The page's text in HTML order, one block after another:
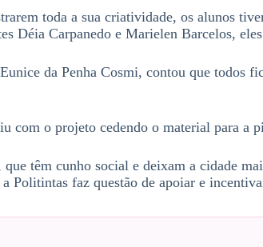
toda a sua criatividade, os alunos
Déia Carpanedo e Marielen Barcelos,
da Penha Cosmi, contou que todos
com o projeto cedendo o material para a
que têm cunho social e deixam a cidade
a Politintas faz questão de apoiar e